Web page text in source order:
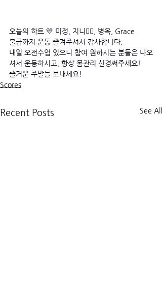
오늘의 하트 💛 미정, 지니🧞‍♂️, 병옥, Grace
불금까지 운동 즐겨주셔서 감사합니다.
내일 오전수업 있으니 참여 원하시는 분들은 나오
셔서 운동하시고, 항상 몸관리 신경써주세요!
즐거운 주말들 보내세요!
Scores
Recent Posts See All